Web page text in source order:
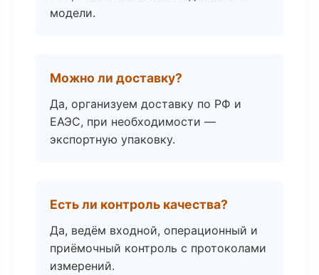
модели.
Можно ли доставку?
Да, организуем доставку по РФ и
ЕАЭС, при необходимости —
экспортную упаковку.
Есть ли контроль качества?
Да, ведём входной, операционный и
приёмочный контроль с протоколами
измерений.